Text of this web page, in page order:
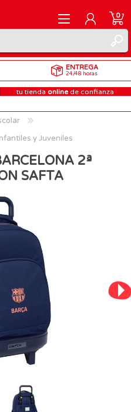
REGISTRARME
INICIAR SESIÓN
0
ENTREGA
24/48 horas
tu tienda online de confianza
y Juveniles
2ª
SAFTA